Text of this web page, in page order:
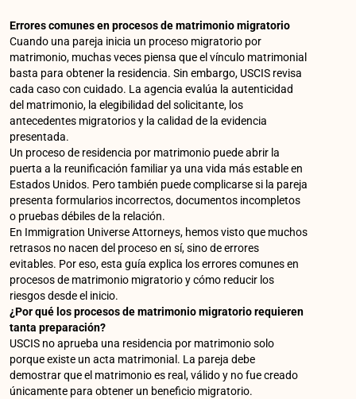
Errores comunes en procesos de matrimonio migratorio
Cuando una pareja inicia un proceso migratorio por
matrimonio, muchas veces piensa que el vínculo matrimonial
basta para obtener la residencia. Sin embargo, USCIS revisa
cada caso con cuidado. La agencia evalúa la autenticidad
del matrimonio, la elegibilidad del solicitante, los
antecedentes migratorios y la calidad de la evidencia
presentada.
Un proceso de residencia por matrimonio puede abrir la
puerta a la reunificación familiar ya una vida más estable en
Estados Unidos. Pero también puede complicarse si la pareja
presenta formularios incorrectos, documentos incompletos
o pruebas débiles de la relación.
En Immigration Universe Attorneys, hemos visto que muchos
retrasos no nacen del proceso en sí, sino de errores
evitables. Por eso, esta guía explica los errores comunes en
procesos de matrimonio migratorio y cómo reducir los
riesgos desde el inicio.
¿Por qué los procesos de matrimonio migratorio requieren
tanta preparación?
USCIS no aprueba una residencia por matrimonio solo
porque existe un acta matrimonial. La pareja debe
demostrar que el matrimonio es real, válido y no fue creado
únicamente para obtener un beneficio migratorio.